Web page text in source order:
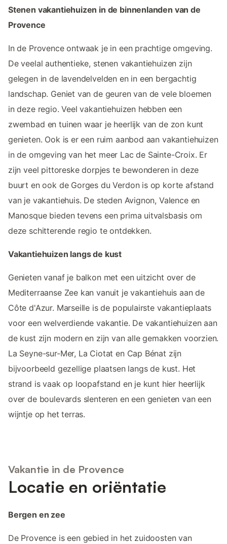
Stenen vakantiehuizen in de binnenlanden van de
Provence
In de Provence ontwaak je in een prachtige omgeving.
De veelal authentieke, stenen vakantiehuizen zijn
gelegen in de lavendelvelden en in een bergachtig
landschap. Geniet van de geuren van de vele bloemen
in deze regio. Veel vakantiehuizen hebben een
zwembad en tuinen waar je heerlijk van de zon kunt
genieten. Ook is er een ruim aanbod aan vakantiehuizen
in de omgeving van het meer Lac de Sainte-Croix. Er
zijn veel pittoreske dorpjes te bewonderen in deze
buurt en ook de Gorges du Verdon is op korte afstand
van je vakantiehuis. De steden Avignon, Valence en
Manosque bieden tevens een prima uitvalsbasis om
deze schitterende regio te ontdekken.
Vakantiehuizen langs de kust
Genieten vanaf je balkon met een uitzicht over de
Mediterraanse Zee kan vanuit je vakantiehuis aan de
Côte d'Azur. Marseille is de populairste vakantieplaats
voor een welverdiende vakantie. De vakantiehuizen aan
de kust zijn modern en zijn van alle gemakken voorzien.
La Seyne-sur-Mer, La Ciotat en Cap Bénat zijn
bijvoorbeeld gezellige plaatsen langs de kust. Het
strand is vaak op loopafstand en je kunt hier heerlijk
over de boulevards slenteren en een genieten van een
wijntje op het terras.
Vakantie in de Provence
Locatie en oriëntatie
Bergen en zee
De Provence is een gebied in het zuidoosten van